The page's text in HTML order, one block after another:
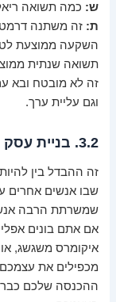
ש: כמה תשואה
ת: זה משתנה
השקעה ממוצעת
זה לא מובטח ובא
וגם עליית ערך.
3.2. בניית עסק או פלטפורמה – מינוף זמן וידע
זה ההבדל בין
שבו אנשים אחרים
שמשרתת הרבה
אם אתם בונים
איקומרס משגשג,
מכפילים את
ההכנסה שלכם כבר